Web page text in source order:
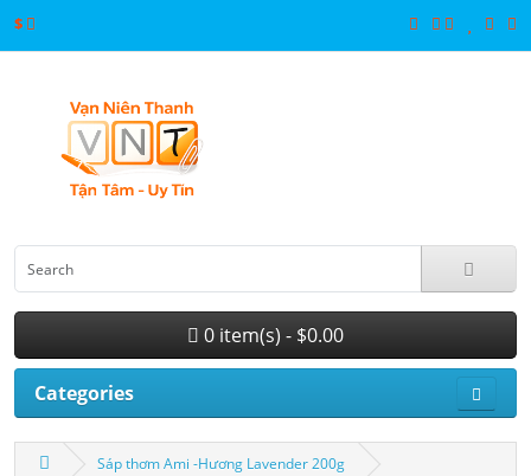
$
0 item(s) - $0.00
Categories
Sáp thơm Ami -Hương Lavender 200g